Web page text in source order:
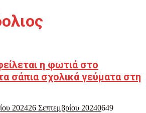
η φωτιά στο
σάπια σχολικά γεύματα στη
202426 Σεπτεμβρίου 20240649